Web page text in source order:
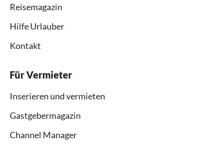
Reisemagazin
Hilfe Urlauber
Kontakt
Für Vermieter
Inserieren und vermieten
Gastgebermagazin
Channel Manager